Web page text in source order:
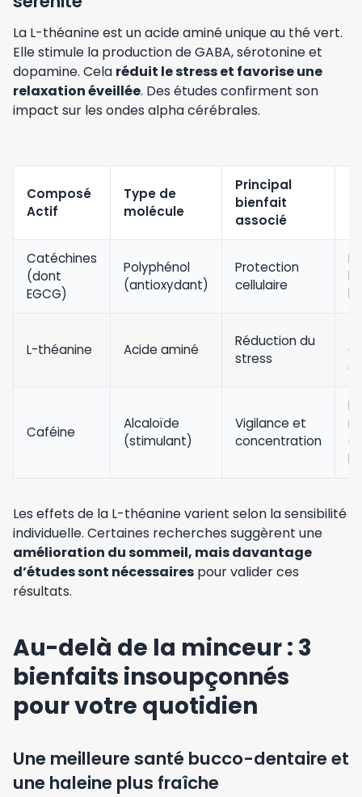
La L-théanine est un acide aminé unique au thé vert.
Elle stimule la production de GABA, sérotonine et
dopamine. Cela réduit le stress et favorise une
relaxation éveillée. Des études confirment son
impact sur les ondes alpha cérébrales.
Composé
Actif
Type de
molécule
Principal
bienfait
associé
Catéchines
(dont
EGCG)
Polyphénol
(antioxydant)
Protection
cellulaire
L-théanine Acide aminé
Réduction du
stress
Caféine
Alcaloïde
(stimulant)
Vigilance et
concentration
Les effets de la L-théanine varient selon la sensibilité
individuelle. Certaines recherches suggèrent une
amélioration du sommeil, mais davantage
d’études sont nécessaires pour valider ces
résultats.
Au-delà de la minceur : 3
bienfaits insoupçonnés
pour votre quotidien
Une meilleure santé bucco-dentaire et
une haleine plus fraîche